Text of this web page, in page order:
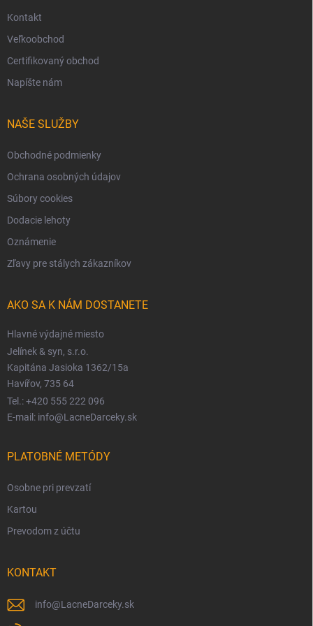
Kontakt
Veľkoobchod
Certifikovaný obchod
Napíšte nám
NAŠE SLUŽBY
Obchodné podmienky
Ochrana osobných údajov
Súbory cookies
Dodacie lehoty
Oznámenie
Zľavy pre stálych zákazníkov
AKO SA K NÁM DOSTANETE
Hlavné výdajné miesto
Jelínek & syn, s.r.o.
Kapitána Jasioka 1362/15a
Havířov, 735 64
Tel.: +420 555 222 096
E-mail: info@LacneDarceky.sk
PLATOBNÉ METÓDY
Osobne pri prevzatí
Kartou
Prevodom z účtu
KONTAKT
info@LacneDarceky.sk